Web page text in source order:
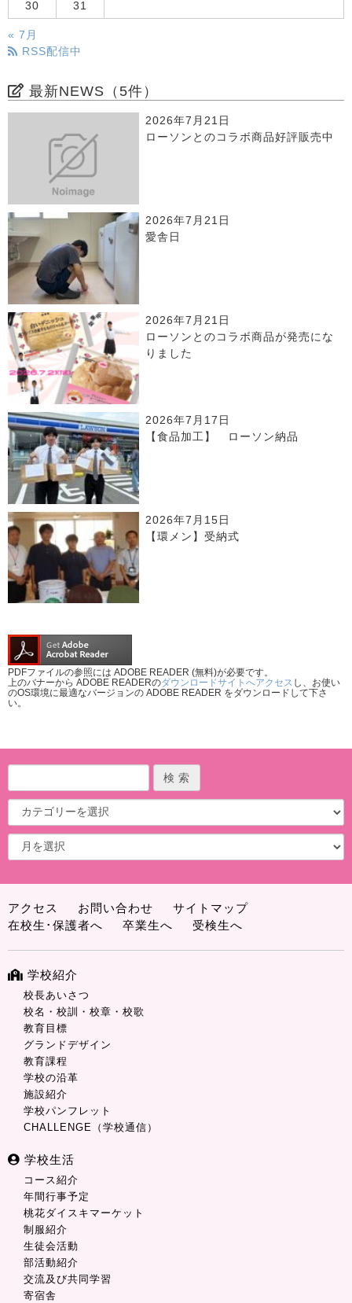
30 31
« 7月
RSS配信中
最新NEWS（5件）
2026年7月21日
ローソンとのコラボ商品好評販売中
2026年7月21日
愛舎日
2026年7月21日
ローソンとのコラボ商品が発売にな
りました
2026年7月17日
【食品加工】 ローソン納品
2026年7月15日
【環メン】受納式
PDFファイルの参照には ADOBE READER (無料)が必要です。
上のバナーから ADOBE READERのダウンロードサイトへアクセス し、お使い
のOS環境に最適なバージョンの ADOBE READER をダウンロードして下さ
い。
アクセス お問い合わせ
サイトマップ
在校生･保護者へ
卒業生へ 受検生へ
学校紹介
校長あいさつ
校名・校訓・校章・校歌
教育目標
グランドデザイン
教育課程
学校の沿革
施設紹介
学校パンフレット
CHALLENGE（学校通信）
学校生活
コース紹介
年間行事予定
桃花ダイスキマーケット
制服紹介
生徒会活動
部活動紹介
交流及び共同学習
寄宿舎